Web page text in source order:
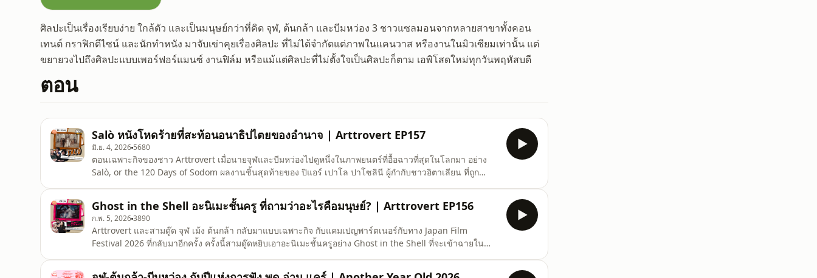
ศิลปะเป็นเรื่องเรียบง่าย ใกล้ตัว และเป็นมนุษย์กว่าที่คิด จุฬ, ต้นกล้า และบีมหว่อง 3 ชาวแซลมอนจากหลายสาขาทั้งคอน
เทนต์ กราฟิกดีไซน์ และนักทำหนัง มาจับเข่าคุยเรื่องศิลปะ ที่ไม่ได้จำกัดแต่ภาพในแคนวาส หรืองานในมิวเซียมเท่านั้น แต่
ขยายวงไปถึงศิลปะแบบเพอร์ฟอร์แมนซ์ งานฟิล์ม หรือแม้แต่ศิลปะที่ไม่ตั้งใจเป็นศิลปะก็ตาม เอพิโสดใหม่ทุกวันพฤหัสบดี
ตอน
Salò หนังโหดร้ายที่สะท้อนอนาธิปไตยของอำนาจ | Arttrovert EP157
มิ.ย. 4, 2026 5680
ตอนเฉพาะกิจของชาว Arttrovert เมื่อนายจุฬและบีมหว่องไปดูหนึ่งในภาพยนตร์ที่อื้อฉาวที่สุดในโลกมา อย่าง
Salò, or the 120 Days of Sodom ผลงานชิ้นสุดท้ายของ ปิแอร์ เปาโล ปาโซลินี ผู้กำกับชาวอิตาเลียน ที่ถูก
Sodom ของมาร์กีส์ เดอ ซาด โดยปรับให้เรื่องราวในหนังมาเกิดในอิตาลีช่วงเผด็จการฟาสชิสม์ หนังมีความอื
Ghost in the Shell อะนิเมะชั้นครู ที่ถามว่าอะไรคือมนุษย์? | Arttrovert EP156
ก.พ. 5, 20263890
Arttrovert และสามดู๊ด จุฬ เม้ง ต้นกล้า กลับมาแบบเฉพาะกิจ กับแคมเปญพาร์ตเนอร์กับทาง Japan Film
Festival 2026 ที่กลับมาอีกครั้ง ครั้งนี้สามดู๊ดหยิบเอาอะนิเมะชั้นครูอย่าง Ghost in the Shell ที่จะเข้าฉายใน